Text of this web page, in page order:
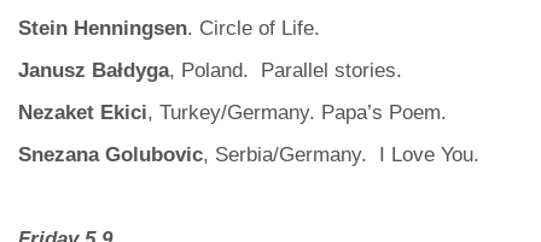
Stein Henningsen. Circle of Life.
Janusz Bałdyga, Poland. Parallel stories.
Nezaket Ekici, Turkey/Germany. Papa’s Poem.
Snezana Golubovic, Serbia/Germany. I Love You.